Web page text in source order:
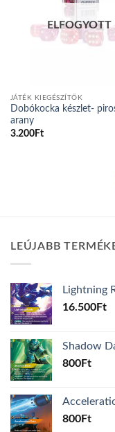
ELFOGYOTT
JÁTÉK KIEGÉSZÍTŐK
Dobókocka készlet-
arany
3.200Ft
LEÚJABB
Lightning
16.500Ft
Shadow
800Ft
800Ft